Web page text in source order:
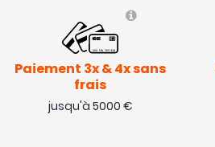
Paiement 3x & 4x sans
frais
jusqu'à 5000 €